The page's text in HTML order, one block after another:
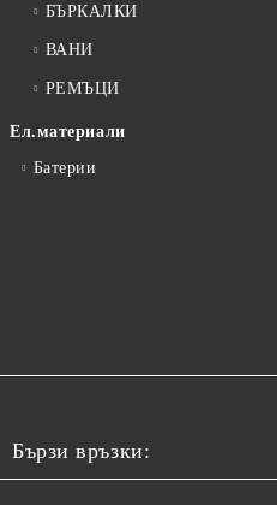
БЪРКАЛКИ
ВАНИ
РЕМЪЦИ
Ел.материали
Батерии
Бързи връзки: